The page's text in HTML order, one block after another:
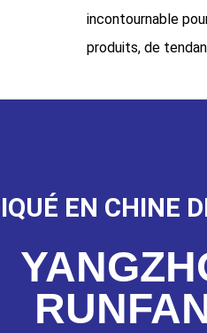
incontournable
produits, de
EN CHINE